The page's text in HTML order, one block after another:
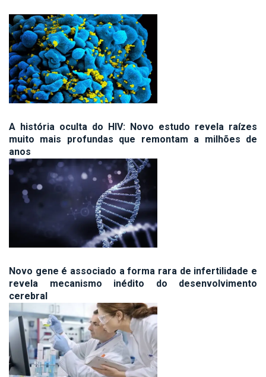
A história oculta do HIV: Novo estudo revela raízes
muito mais profundas que remontam a milhões de
anos
Novo gene é associado a forma rara de infertilidade e
revela mecanismo inédito do desenvolvimento
cerebral